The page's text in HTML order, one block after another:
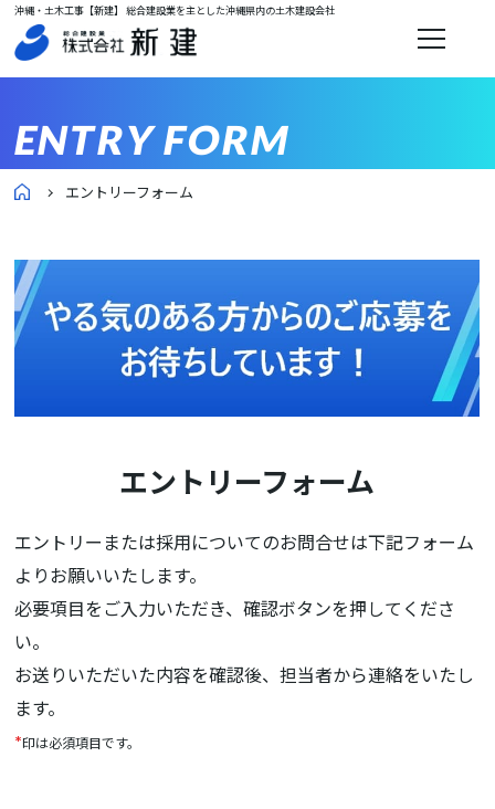
沖縄・土木工事【新建】 総合建設業を主とした沖縄県内の土木建設会社
ENTRY FORM
エントリーフォーム
エントリーフォーム
エントリーまたは採用についてのお問合せは下記フォーム
よりお願いいたします。
必要項目をご入力いただき、確認ボタンを押してくださ
い。
お送りいただいた内容を確認後、担当者から連絡をいたし
ます。
*印は必須項目です。